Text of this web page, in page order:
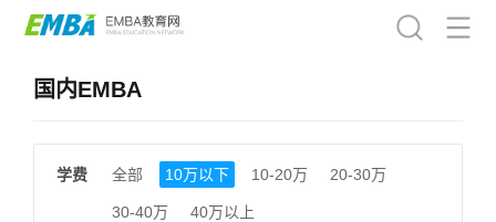
国内EMBA
学费 全部 10万以下 10-20万 20-30万
30-40万 40万以上